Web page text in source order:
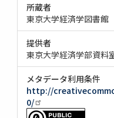
所蔵者
東京大学経済学図書館
提供者
東京大学経済学部資料
メタデータ利用条件
http://
0/